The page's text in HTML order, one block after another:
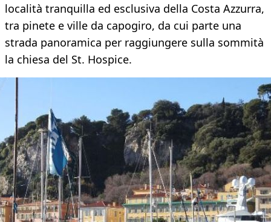
località tranquilla ed esclusiva della Costa Azzurra,
tra pinete e ville da capogiro, da cui parte una
strada panoramica per raggiungere sulla sommità
la chiesa del St. Hospice.